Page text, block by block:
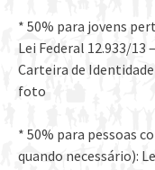
* 50% para jovens
Lei Federal 12.933/
Carteira de
foto
* 50% para pessoas
quando necessário):